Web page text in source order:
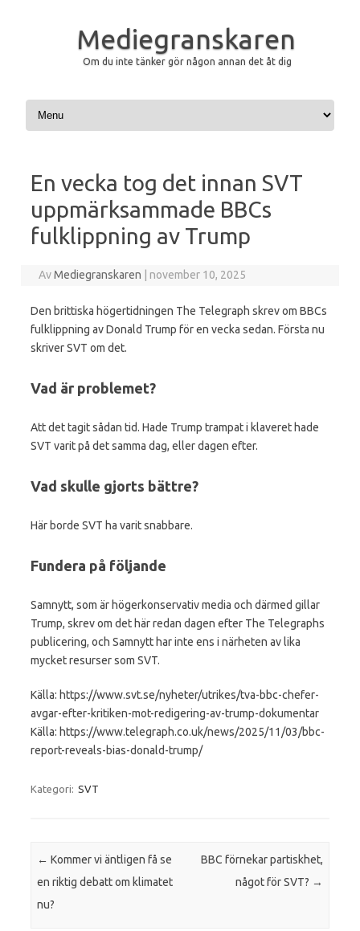
Mediegranskaren
Om du inte tänker gör någon annan det åt dig
Hoppa till innehåll
En vecka tog det innan SVT
uppmärksammade BBCs
fulklippning av Trump
AvMediegranskaren november 10, 2025
Den brittiska högertidningen The Telegraph skrev om BBCs
fulklippning av Donald Trump för en vecka sedan. Första nu
skriver SVT om det.
Vad är problemet?
Att det tagit sådan tid. Hade Trump trampat i klaveret hade
SVT varit på det samma dag, eller dagen efter.
Vad skulle gjorts bättre?
Här borde SVT ha varit snabbare.
Fundera på följande
Samnytt, som är högerkonservativ media och därmed gillar
Trump, skrev om det här redan dagen efter The Telegraphs
publicering, och Samnytt har inte ens i närheten av lika
mycket resurser som SVT.
Källa: https://www.svt.se/nyheter/utrikes/tva-bbc-chefer-
avgar-efter-kritiken-mot-redigering-av-trump-dokumentar
Källa: https://www.telegraph.co.uk/news/2025/11/03/bbc-
report-reveals-bias-donald-trump/
Kategori: SVT
Inläggsnavigering
← Kommer vi äntligen få se
en riktig debatt om klimatet
nu?
BBC förnekar partiskhet,
något för SVT? →